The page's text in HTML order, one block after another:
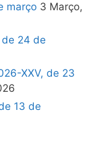
março 3 Março,
24 de
XXV, de 23
13 de